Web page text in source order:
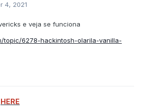
4, 2021
e veja se funciona
topic/6278-hackintosh-olarila-vanilla-
HERE